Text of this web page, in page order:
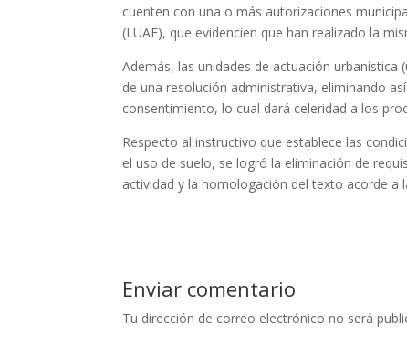
cuenten con una o más autorizaciones
(LUAE), que evidencien que han realizado la
Además, las unidades de actuación
de una resolución administrativa, eliminando
consentimiento, lo cual dará celeridad a los
Respecto al instructivo que establece las
el uso de suelo, se logró la eliminación de
actividad y la homologación del texto acorde a
Enviar comentario
Tu dirección de correo electrónico no será